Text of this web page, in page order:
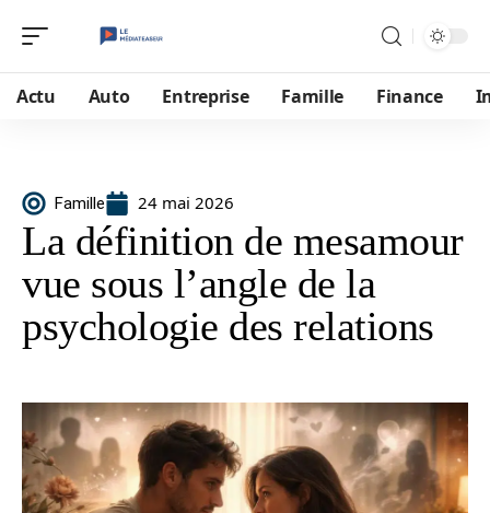
Actu Auto Entreprise Famille Finance
Famille 24 mai 2026
La définition de mesamour
vue sous l’angle de la
psychologie des relations